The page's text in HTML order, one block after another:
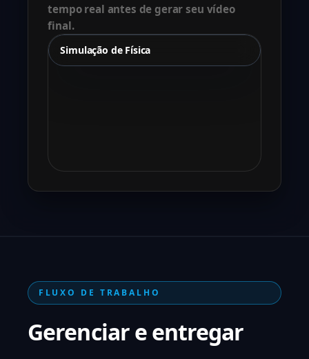
tempo real antes de gerar seu vídeo
final.
Simulação de Física
FLUXO DE TRABALHO
Gerenciar e entregar